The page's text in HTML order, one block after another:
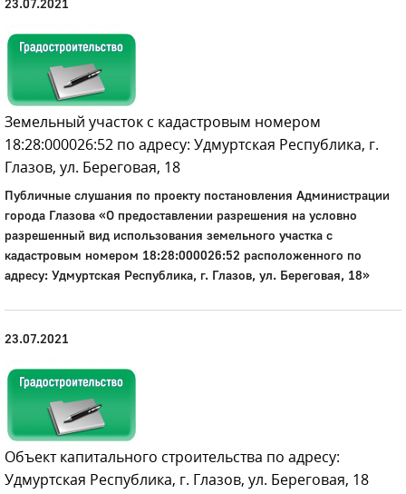
23.07.2021
Земельный участок с кадастровым номером
18:28:000026:52 по адресу: Удмуртская Республика, г.
Глазов, ул. Береговая, 18
Публичные слушания по проекту постановления Администрации
города Глазова «О предоставлении разрешения на условно
разрешенный вид использования земельного участка с
кадастровым номером 18:28:000026:52 расположенного по
адресу: Удмуртская Республика, г. Глазов, ул. Береговая, 18»
23.07.2021
Объект капитального строительства по адресу:
Удмуртская Республика, г. Глазов, ул. Береговая, 18